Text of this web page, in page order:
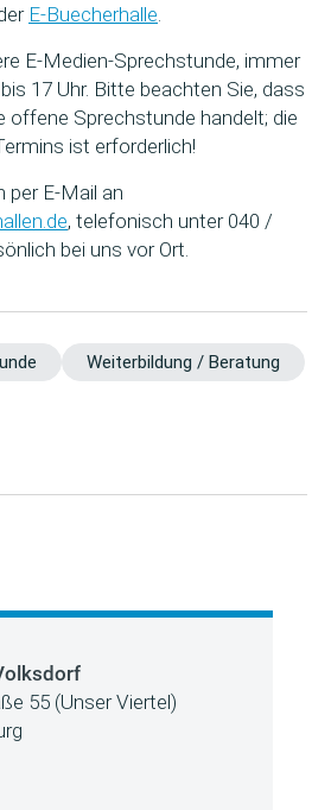
E-Buecherhalle.
E-Medien-Sprechstunde, immer
17 Uhr. Bitte beachten Sie, dass
offene Sprechstunde handelt; die
ist erforderlich!
per E-Mail an
, telefonisch unter 040 /
bei uns vor Ort.
Weiterbildung / Beratung
55 (Unser Viertel)